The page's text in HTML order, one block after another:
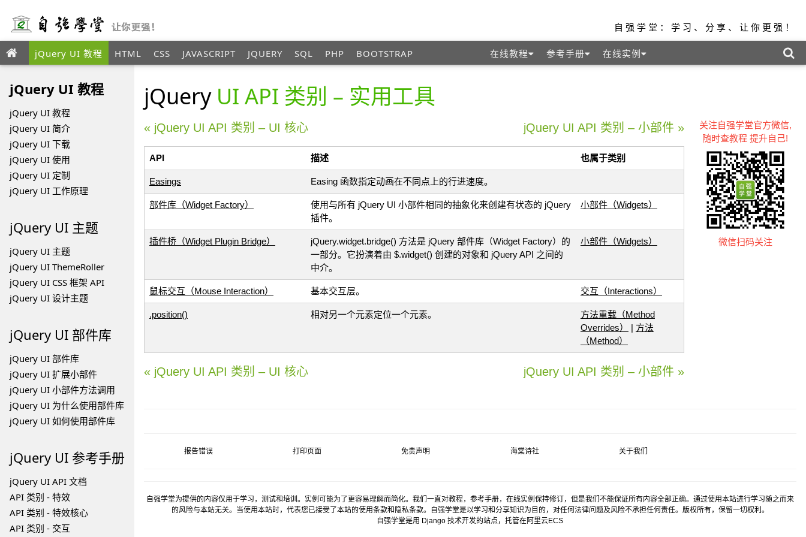
自强学堂：学习、分享、让你更强！
jQuery UI 教程 HTML CSS JAVASCRIPT JQUERY SQL PHP BOOTSTRAP 在线教程 参考手册 在线实例
jQuery UI 教程
jQuery UI 教程
jQuery UI 简介
jQuery UI 下载
jQuery UI 使用
jQuery UI 定制
jQuery UI 工作原理
jQuery UI 主题
jQuery UI 主题
jQuery UI ThemeRoller
jQuery UI CSS 框架 API
jQuery UI 设计主题
jQuery UI 部件库
jQuery UI 部件库
jQuery UI 扩展小部件
jQuery UI 小部件方法调用
jQuery UI 为什么使用部件库
jQuery UI 如何使用部件库
jQuery UI 参考手册
jQuery UI API 文档
API 类别 - 特效
API 类别 - 特效核心
API 类别 - 交互
jQuery UI API 类别 – 实用工具
« jQuery UI API 类别 – UI 核心 jQuery UI API 类别 – 小部件 »
API 描述 也属于类别
Easings Easing 函数指定动画在不同点上的行进速度。
部件库（Widget Factory）
使用与所有 jQuery UI 小部件相同的抽象化来创建有状态的 jQuery
插件。
小部件（Widgets）
插件桥（Widget Plugin Bridge）
jQuery.widget.bridge() 方法是 jQuery 部件库（Widget Factory）的
一部分。它扮演着由 $.widget() 创建的对象和 jQuery API 之间的
中介。
小部件（Widgets）
鼠标交互（Mouse Interaction） 基本交互层。 交互（Interactions）
.position() 相对另一个元素定位一个元素。
方法重载（Method
Overrides）
| 方法
（Method）
« jQuery UI API 类别 – UI 核心 jQuery UI API 类别 – 小部件 »
关注自强学堂官方微信,
随时查教程 提升自己!
微信扫码关注
报告错误 打印页面 免责声明 海棠诗社 关于我们
自强学堂为提供的内容仅用于学习，测试和培训。实例可能为了更容易理解而简化。我们一直对教程，参考手册，在线实例保持修订，但是我们不能保证所有内容全部正确。通过使用本站进行学习随之而来
的风险与本站无关。当使用本站时，代表您已接受了本站的使用条款和隐私条款。自强学堂是以学习和分享知识为目的，对任何法律问题及风险不承担任何责任。版权所有，保留一切权利。
自强学堂是用 Django 技术开发的站点，托管在阿里云ECS